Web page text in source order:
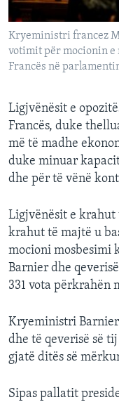
INTERVISTA
DITARI
Kryeministri francez
votimit për mocionin e
Francës në
Ligjvënësit e
Francës, duke
më të madhe
duke minuar
dhe për të vënë
Ligjvënësit e krahut
krahut të majtë u
mocioni
Barnier dhe
331 vota përkrahën
Kryeministri
dhe të qeverisë së
gjatë ditës së
Sipas pallatit